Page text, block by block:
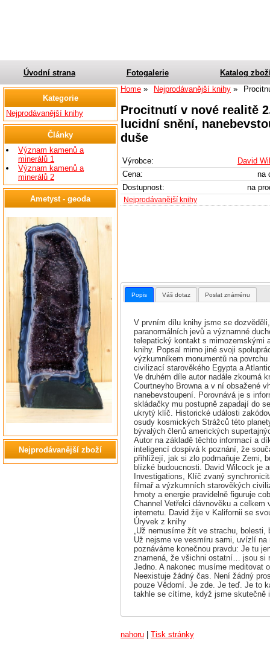
Úvodní strana Fotogalerie
Katalog
Home
Nejprodávanější knihy
Procitnutí v nové realitě
lucidní snění,
duše
Výrobce:
David
Cena:
na
Dostupnost:
na
Nejprodávanější knihy
Popis Váš dotaz Poslat známénu
V prvním dílu knihy jsme se
paranormálních jevů a významné
telepatický kontakt s mimozemskými
knihy. Popsal mimo jiné svoji
výzkumníkem monumentů na
civilizací starověkého Egypta a
Ve druhém díle autor nadále zkoumá
Courtneyho Browna a v ní obsažené
nanebevstoupení. Porovnává je s
skládačky mu postupně zapadají do
ukrytý klíč. Historické události
osudy kosmických Strážců této
bývalých členů amerických
Autor na základě těchto informací a
inteligencí dospívá k poznání, že
přihlížejí, jak si zlo podmaňuje Zemi,
blízké budoucnosti. David Wilcock je
Investigations, Klíč zvaný
filmař a výzkumních starověkých
hmoty a energie pravidelně figuruje
Channel Vetřelci dávnověku a
internetu. David žije v Kalifornii se
Úryvek z knihy
„Už nemusíme žít ve strachu,
Už nejsme ve vesmíru sami, uvízlí
poznáváme konečnou pravdu: Je tu
znamená, že všichni ostatní… jsou si
Jedno. A nakonec musíme meditovat
Neexistuje žádný čas. Není žádný
pouze Vědomí. Je zde. Je teď. Je to
takhle se cítíme, když jsme skutečně
nahoru Tisk stránky
Kategorie
Nejprodávanější knihy
Články
Význam kamenů a
minerálů 1
Význam kamenů a
minerálů 2
Ametyst - geoda
Nejprodávanější zboží